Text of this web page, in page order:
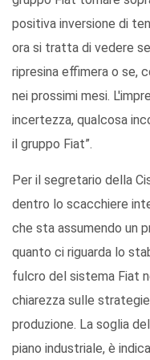
positiva inversione di
ora si tratta di vedere
ripresina effimera o se,
nei prossimi mesi.
incertezza, qualcosa
il gruppo Fiat”.
Per il segretario della
dentro lo scacchiere
che sta assumendo un
quanto ci riguarda lo
fulcro del sistema Fiat
chiarezza sulle
produzione. La soglia
piano industriale, è